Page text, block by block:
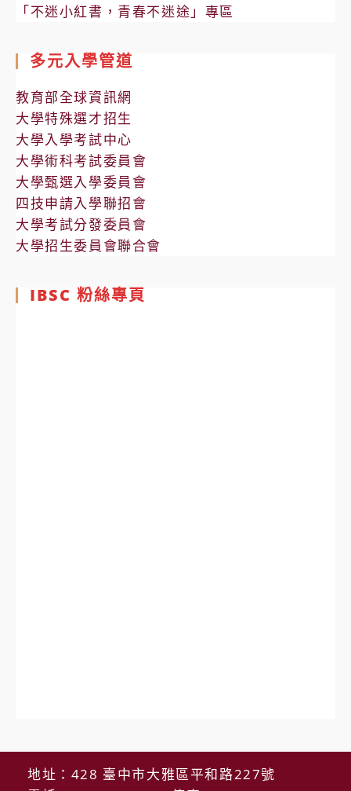
「不迷小紅書，青春不迷途」專區
多元入學管道
教育部全球資訊網
大學特殊選才招生
大學入學考試中心
大學術科考試委員會
大學甄選入學委員會
四技申請入學聯招會
大學考試分發委員會
大學招生委員會聯合會
IBSC 粉絲專頁
地址：428 臺中市大雅區平和路227號